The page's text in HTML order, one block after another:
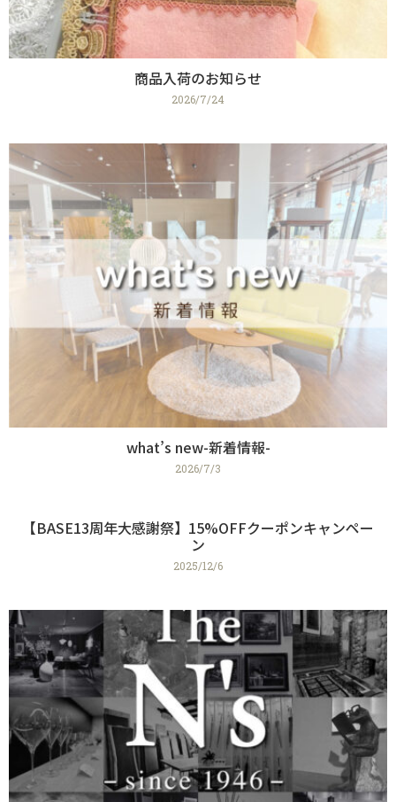
商品入荷のお知らせ
2026/7/24
what’s new-新着情報-
2026/7/3
【BASE13周年大感謝祭】15%OFFクーポンキャンペー
ン
2025/12/6